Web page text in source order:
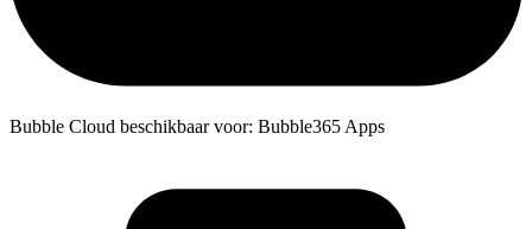
Bubble Cloud beschikbaar voor: Bubble365 Apps